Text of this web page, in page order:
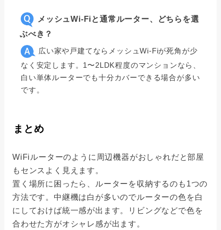
メッシュWi-Fiと通常ルーター、どちらを選
ぶべき？
広い家や戸建てならメッシュWi-Fiが死角が少
なく安定します。1〜2LDK程度のマンションなら、
白い単体ルーターでも十分カバーできる場合が多い
です。
まとめ
WiFiルーターのように周辺機器がおしゃれだと部屋
もセンスよく見えます。
置く場所に困ったら、ルーターを収納するのも1つの
方法です。中継機は白が多いのでルーターの色を白
にしておけば統一感が出ます。リビングなどで色を
合わせた方がオシャレ感が出ます。